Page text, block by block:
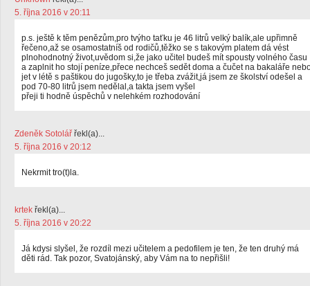
5. října 2016 v 20:11
p.s. ještě k těm penězům,pro tvýho taťku je 46 litrů velký balík,ale upřimně
řečeno,až se osamostatníš od rodičů,těžko se s takovým platem dá vést
plnohodnotný život,uvědom si,že jako učitel budeš mít spousty volného času
a zaplnit ho stojí peníze,přece nechceš sedět doma a čučet na bakaláře
jet v létě s paštikou do jugošky,to je třeba zvážit,já jsem ze školství odešel a
pod 70-80 litrů jsem nedělal,a takta jsem vyšel
přeji ti hodně úspěchů v nelehkém rozhodování
Zdeněk Sotolář řekl(a)...
5. října 2016 v 20:12
Nekrmit tro(t)la.
krtek řekl(a)...
5. října 2016 v 20:22
Já kdysi slyšel, že rozdíl mezi učitelem a pedofilem je ten, že ten druhý má
děti rád. Tak pozor, Svatojánský, aby Vám na to nepřišli!